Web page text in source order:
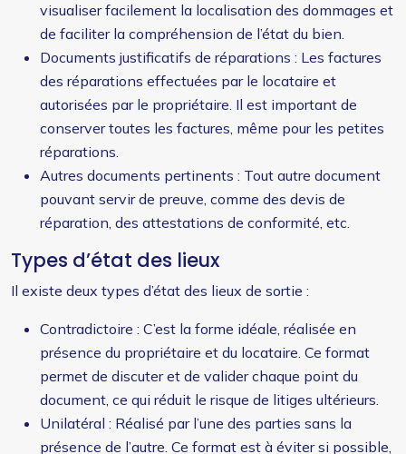
visualiser facilement la localisation des dommages et
de faciliter la compréhension de l’état du bien.
Documents justificatifs de réparations : Les factures
des réparations effectuées par le locataire et
autorisées par le propriétaire. Il est important de
conserver toutes les factures, même pour les petites
réparations.
Autres documents pertinents : Tout autre document
pouvant servir de preuve, comme des devis de
réparation, des attestations de conformité, etc.
Types d’état des lieux
Il existe deux types d’état des lieux de sortie :
Contradictoire : C’est la forme idéale, réalisée en
présence du propriétaire et du locataire. Ce format
permet de discuter et de valider chaque point du
document, ce qui réduit le risque de litiges ultérieurs.
Unilatéral : Réalisé par l’une des parties sans la
présence de l’autre. Ce format est à éviter si possible,